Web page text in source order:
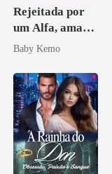
Rejeitada por
um Alfa, amada
por um
Baby Kemo